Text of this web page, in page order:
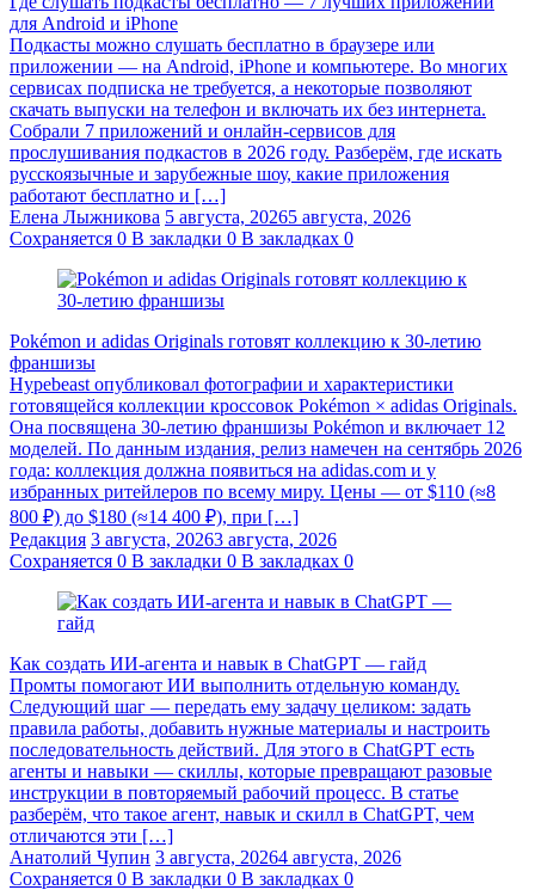
для Android и iPhone
Подкасты можно слушать бесплатно в браузере или
приложении — на Android, iPhone и компьютере. Во многих
сервисах подписка не требуется, а некоторые позволяют
скачать выпуски на телефон и включать их без интернета.
Собрали 7 приложений и онлайн-сервисов для
прослушивания подкастов в 2026 году. Разберём, где искать
русскоязычные и зарубежные шоу, какие приложения
работают бесплатно и […]
Елена Лыжникова 5 августа, 20265 августа, 2026
Сохраняется 0 В закладки 0 В закладках 0
Pokémon и adidas Originals готовят коллекцию к 30-летию
франшизы
Hypebeast опубликовал фотографии и характеристики
готовящейся коллекции кроссовок Pokémon × adidas Originals.
Она посвящена 30-летию франшизы Pokémon и включает 12
моделей. По данным издания, релиз намечен на сентябрь 2026
года: коллекция должна появиться на adidas.com и у
избранных ритейлеров по всему миру. Цены — от $110 (≈8
800 ₽) до $180 (≈14 400 ₽), при […]
Редакция 3 августа, 20263 августа, 2026
Сохраняется 0 В закладки 0 В закладках 0
Как создать ИИ-агента и навык в ChatGPT — гайд
Промты помогают ИИ выполнить отдельную команду.
Следующий шаг — передать ему задачу целиком: задать
правила работы, добавить нужные материалы и настроить
последовательность действий. Для этого в ChatGPT есть
агенты и навыки — скиллы, которые превращают разовые
инструкции в повторяемый рабочий процесс. В статье
разберём, что такое агент, навык и скилл в ChatGPT, чем
отличаются эти […]
Анатолий Чупин 3 августа, 20264 августа, 2026
Сохраняется 0 В закладки 0 В закладках 0